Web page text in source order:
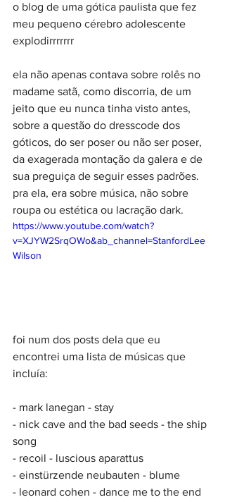
o blog de uma gótica paulista que fez
meu pequeno cérebro adolescente
explodirrrrrrr
ela não apenas contava sobre rolês no
madame satã, como discorria, de um
jeito que eu nunca tinha visto antes,
sobre a questão do dresscode dos
góticos, do ser poser ou não ser poser,
da exagerada montação da galera e de
sua preguiça de seguir esses padrões.
pra ela, era sobre música, não sobre
roupa ou estética ou lacração dark.
https://www.youtube.com/watch?
v=XJYW2SrqOWo&ab_channel=StanfordLee
Wilson
foi num dos posts dela que eu
encontrei uma lista de músicas que
incluía:
- mark lanegan - stay
- nick cave and the bad seeds - the ship
song
- recoil - luscious aparattus
- einstürzende neubauten - blume
- leonard cohen - dance me to the end